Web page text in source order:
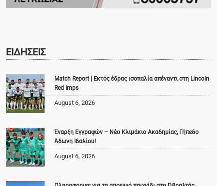
ΕΙΔΗΣΕΙΣ
Match Report | Εκτός έδρας ισοπαλία απέναντι στη Lincoln
Red Imps
August 6, 2026
Έναρξη Εγγραφών – Νέο Κλιμάκιο Ακαδημίας, Γήπεδο
Άδωνη Ιδαλίου!
August 6, 2026